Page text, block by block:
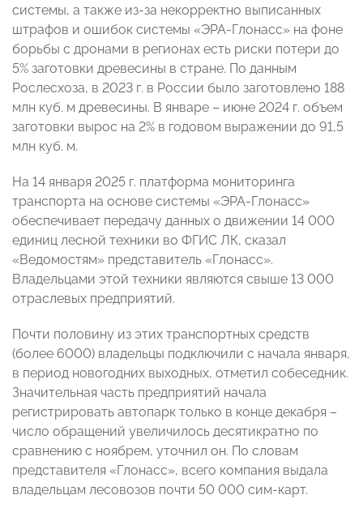
системы, а также из-за некорректно выписанных
штрафов и ошибок системы «ЭРА-Глонасс» на фоне
борьбы с дронами в регионах есть риски потери до
5% заготовки древесины в стране. По данным
Рослесхоза, в 2023 г. в России было заготовлено 188
млн куб. м древесины. В январе – июне 2024 г. объем
заготовки вырос на 2% в годовом выражении до 91,5
млн куб. м.
На 14 января 2025 г. платформа мониторинга
транспорта на основе системы «ЭРА-Глонасс»
обеспечивает передачу данных о движении 14 000
единиц лесной техники во ФГИС ЛК, сказал
«Ведомостям» представитель «Глонасс».
Владельцами этой техники являются свыше 13 000
отраслевых предприятий.
Почти половину из этих транспортных средств
(более 6000) владельцы подключили с начала января,
в период новогодних выходных, отметил собеседник.
Значительная часть предприятий начала
регистрировать автопарк только в конце декабря –
число обращений увеличилось десятикратно по
сравнению с ноябрем, уточнил он. По словам
представителя «Глонасс», всего компания выдала
владельцам лесовозов почти 50 000 сим-карт.